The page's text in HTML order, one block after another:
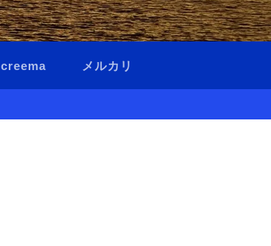
creema メルカリ